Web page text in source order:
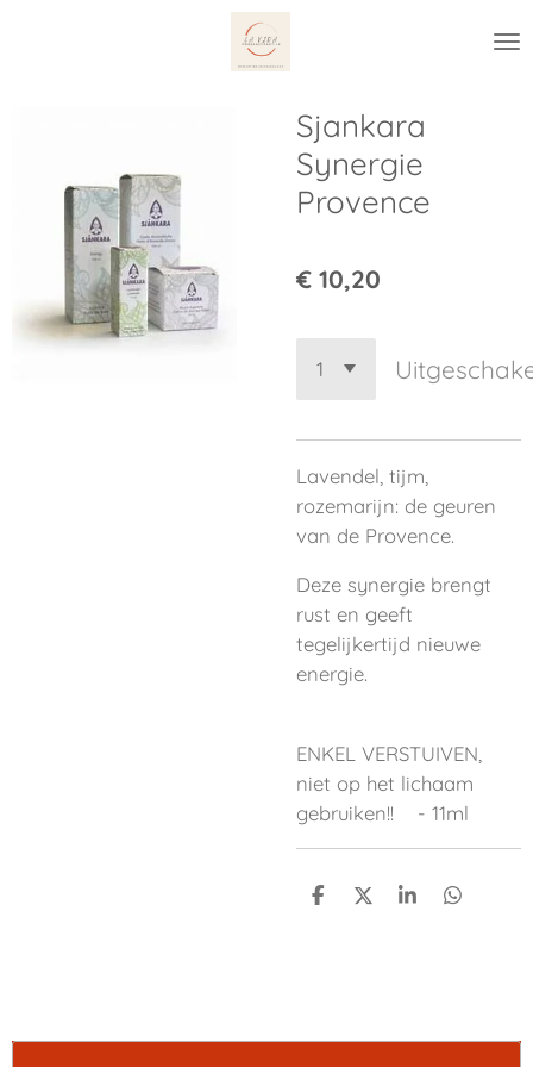
Sjankara
Synergie
Provence
€ 10,20
Lavendel, tijm,
rozemarijn: de geuren
van de Provence.
Deze synergie brengt
rust en geeft
tegelijkertijd nieuwe
energie.
ENKEL VERSTUIVEN,
niet op het lichaam
gebruiken!! - 11ml
D
D
S
D